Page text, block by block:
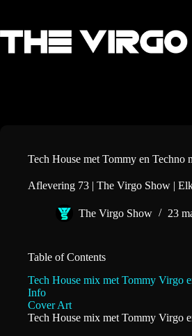
de
Tech House met Tommy en Techno
Aflevering 73 | The Virgo Show |
The Virgo Show 23
Table of Contents
Tech House mix met Tommy Virgo
Info
Cover Art
Tech House mix met Tommy Virgo